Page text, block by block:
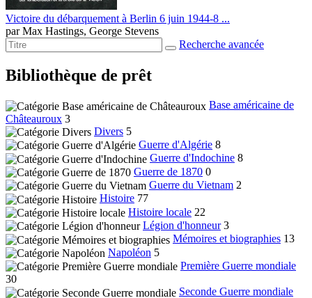
Victoire du débarquement à Berlin 6 juin 1944-8 ...
parMax Hastings, George Stevens
Recherche avancée
Bibliothèque de prêt
Base américaine de
Châteauroux 3
Divers 5
Guerre d'Algérie 8
Guerre d'Indochine 8
Guerre de 1870 0
Guerre du Vietnam 2
Histoire 77
Histoire locale 22
Légion d'honneur 3
Mémoires et biographies 13
Napoléon 5
Première Guerre mondiale
30
Seconde Guerre mondiale